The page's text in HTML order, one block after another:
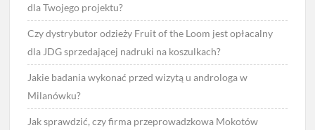
dla Twojego projektu?
Czy dystrybutor odzieży Fruit of the Loom jest opłacalny
dla JDG sprzedającej nadruki na koszulkach?
Jakie badania wykonać przed wizytą u androloga w
Milanówku?
Jak sprawdzić, czy firma przeprowadzkowa Mokotów